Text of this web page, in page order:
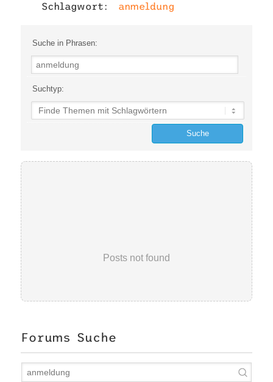
Schlagwort: anmeldung
Suche in Phrasen:
Suchtyp:
Posts not found
Forums Suche